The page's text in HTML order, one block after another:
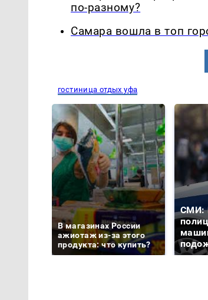
по-разному?
Самара вошла в топ
гостиница отдых уфа
В магазинах России
ажиотаж из-за этого
продукта: что купить?
СМИ: